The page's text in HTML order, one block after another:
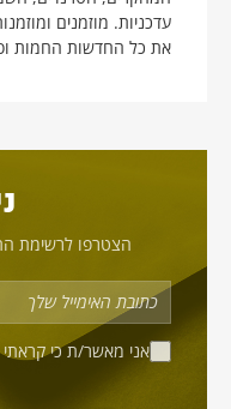
את כל החדשות החמות
הצטרפו לרשימת
אני מאשר/ת כי